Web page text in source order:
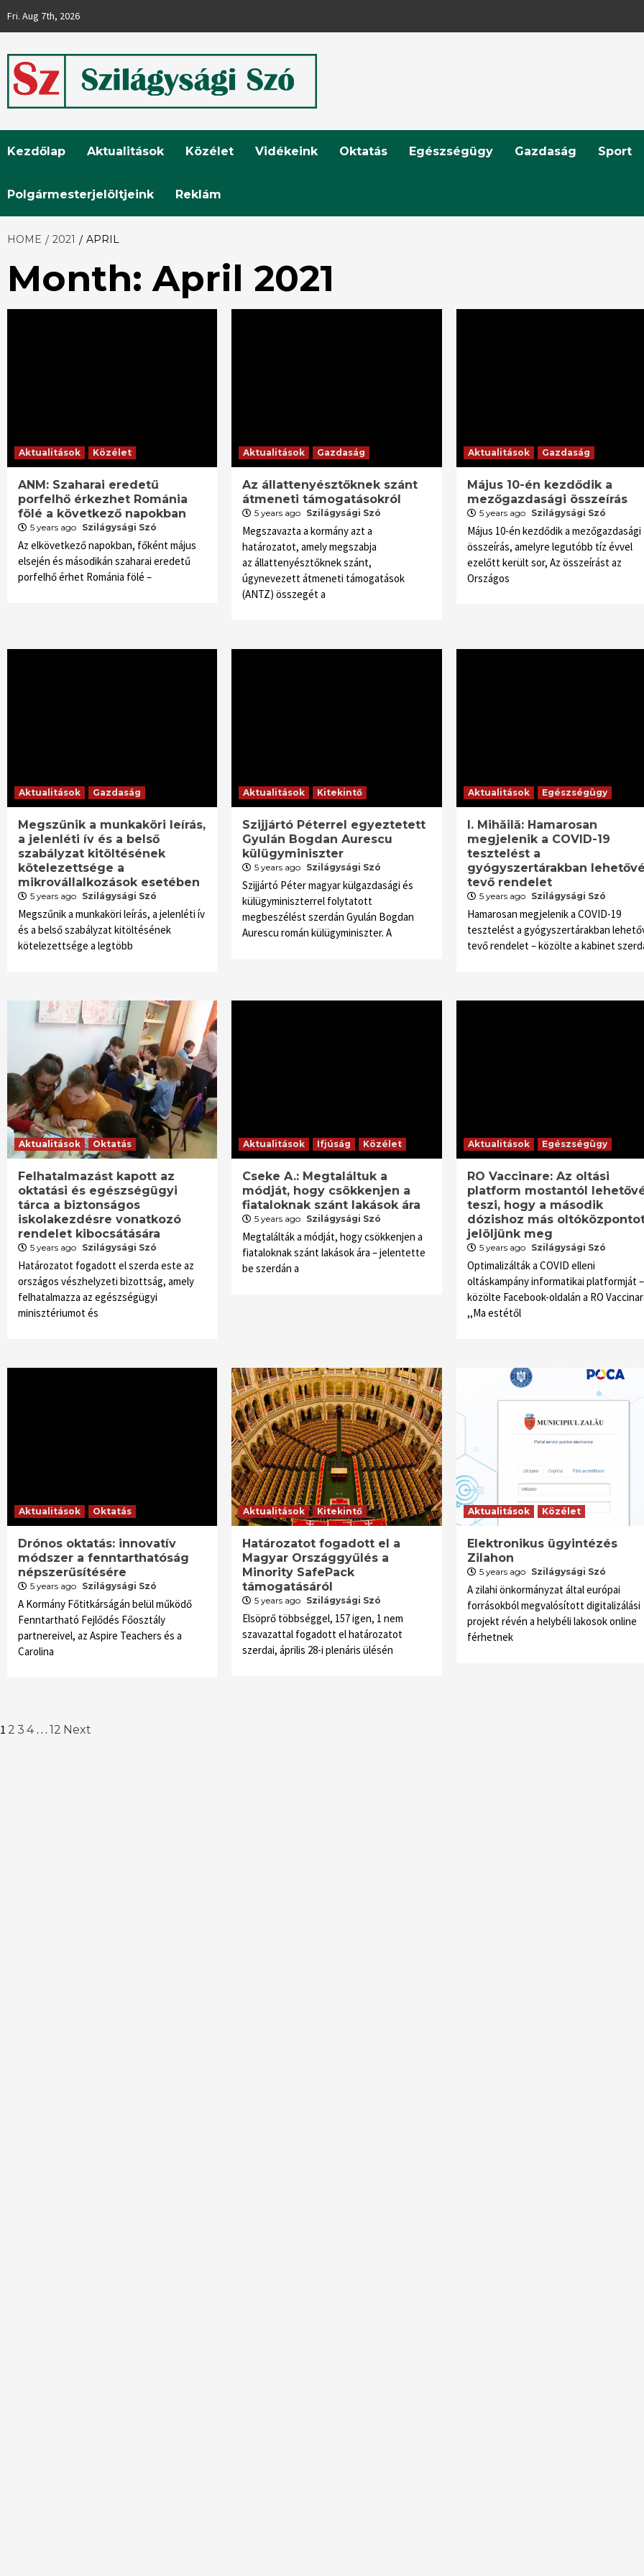
Fri. Aug 7th, 2026
Szilágysági
Szó
Kezdőlap Aktualitások Közélet Vidékeink Oktatás Egészségügy Gazdaság Sport
Polgármesterjelöltjeink Reklám
HOME 2021 APRIL
Month:April 2021
Aktualitások Közélet
ANM: Szaharai eredetű
porfelhő érkezhet Románia
fölé a következő napokban
5 years ago Szilágysági Szó
Az elkövetkező napokban, főként május
elsején és másodikán szaharai eredetű
porfelhő érhet Románia fölé –
Aktualitások Gazdaság
Az állattenyésztőknek szánt
átmeneti támogatásokról
5 years ago Szilágysági Szó
Megszavazta a kormány azt a
határozatot, amely megszabja
az állattenyésztőknek szánt,
úgynevezett átmeneti támogatások
(ANTZ) összegét a
Aktualitások Gazdaság
Május 10-én kezdődik a
mezőgazdasági összeírás
5 years ago Szilágysági Szó
Május 10-én kezdődik a mezőgazdasági
összeírás, amelyre legutóbb tíz évvel
ezelőtt került sor, Az összeírást az
Országos
Aktualitások Gazdaság
Megszűnik a munkaköri leírás,
a jelenléti ív és a belső
szabályzat kitöltésének
kötelezettsége a
mikrovállalkozások esetében
5 years ago Szilágysági Szó
Megszűnik a munkaköri leírás, a jelenléti ív
és a belső szabályzat kitöltésének
kötelezettsége a legtöbb
Aktualitások Kitekintő
Szijjártó Péterrel egyeztetett
Gyulán Bogdan Aurescu
külügyminiszter
5 years ago Szilágysági Szó
Szijjártó Péter magyar külgazdasági és
külügyminiszterrel folytatott
megbeszélést szerdán Gyulán Bogdan
Aurescu román külügyminiszter. A
Aktualitások Egészségügy
I. Mihăilă: Hamarosan
megjelenik a COVID-19
tesztelést a
gyógyszertárakban
tevő rendelet
5 years ago Szilágysági Szó
Hamarosan megjelenik a COVID-19
tesztelést a gyógyszertárakban
tevő rendelet – közölte a kabinet
Aktualitások Oktatás
Felhatalmazást kapott az
oktatási és egészségügyi
tárca a biztonságos
iskolakezdésre vonatkozó
rendelet kibocsátására
5 years ago Szilágysági Szó
Határozatot fogadott el szerda este az
országos vészhelyzeti bizottság, amely
felhatalmazza az egészségügyi
minisztériumot és
Aktualitások Ifjúság Közélet
Cseke A.: Megtaláltuk a
módját, hogy csökkenjen a
fiataloknak szánt lakások ára
5 years ago Szilágysági Szó
Megtalálták a módját, hogy csökkenjen a
fiataloknak szánt lakások ára – jelentette
be szerdán a
Aktualitások Egészségügy
RO Vaccinare: Az oltási
platform mostantól
teszi, hogy a második
dózishoz más
jelöljünk meg
5 years ago Szilágysági Szó
Optimalizálták a COVID elleni
oltáskampány informatikai platformját –
közölte Facebook-oldalán a RO
,,Ma estétől
Aktualitások Oktatás
Drónos oktatás: innovatív
módszer a fenntarthatóság
népszerűsítésére
5 years ago Szilágysági Szó
A Kormány Főtitkárságán belül működő
Fenntartható Fejlődés Főosztály
partnereivel, az Aspire Teachers és a
Carolina
Aktualitások Kitekintő
Határozatot fogadott el a
Magyar Országgyűlés a
Minority SafePack
támogatásáról
5 years ago Szilágysági Szó
Elsöprő többséggel, 157 igen, 1 nem
szavazattal fogadott el határozatot
szerdai, április 28-i plenáris ülésén
Aktualitások Közélet
Elektronikus ügyintézés
Zilahon
5 years ago Szilágysági Szó
A zilahi önkormányzat által európai
forrásokból megvalósított digitalizálási
projekt révén a helybéli lakosok online
férhetnek
Posts
1 2 3 4 … 12 Next